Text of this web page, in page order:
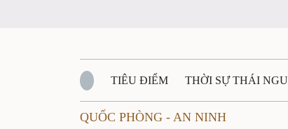
TIÊU ĐIỂM THỜI SỰ THÁI
QUỐC PHÒNG - AN NINH
QUỐC PHÒNG - AN NINH